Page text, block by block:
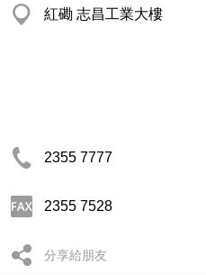
紅磡 志昌工業大樓
2355 7777
2355 7528
分享給朋友